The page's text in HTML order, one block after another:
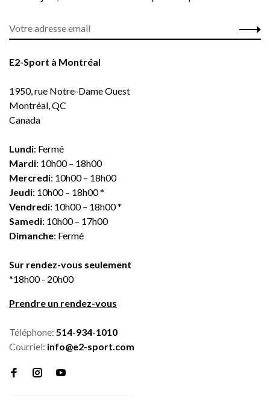
E2-Sport à Montréal
1950, rue Notre-Dame Ouest
Montréal, QC
Canada
Lundi: Fermé
Mardi: 10h00 – 18h00
Mercredi: 10h00 – 18h00
Jeudi: 10h00 – 18h00 *
Vendredi: 10h00 – 18h00 *
Samedi: 10h00 – 17h00
Dimanche: Fermé
Sur rendez-vous seulement
*18h00 - 20h00
Prendre un rendez-vous
Téléphone: 514-934-1010
Courriel: info@e2-sport.com